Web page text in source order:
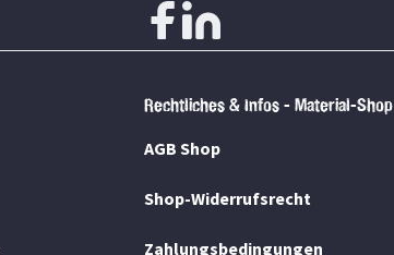
Rechtliches & Infos - Material-Shop
AGB Shop
Shop-Widerrufsrecht
Zahlungsbedingungen